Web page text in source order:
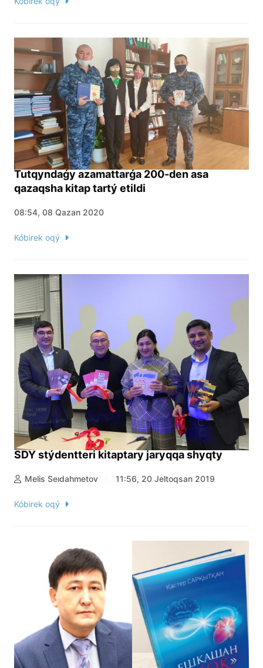
Tutqyndaǵy azamattarǵa 200-den asa
qazaqsha kitap tartý etildi
08:54, 08 Qazan 2020
Kóbirek oqý
SDÝ stýdentteri kitaptary jaryqqa shyqty
Melis Seıdahmetov 11:56, 20 Jeltoqsan 2019
Kóbirek oqý